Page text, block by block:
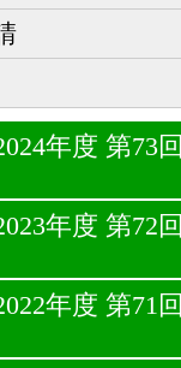
年度 第73
年度 第72
年度 第71